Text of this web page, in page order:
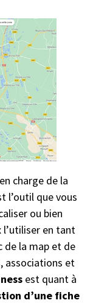
charge de la
l’outil que vous
ou bien
l’utiliser en tant
de la map et de
associations et
est quant à
d’une fiche